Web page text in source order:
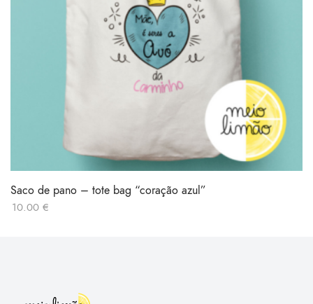
Saco de pano – tote bag “coração azul”
10.00 €